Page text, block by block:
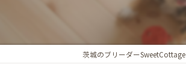
茨城のブリーダーSweetCottage